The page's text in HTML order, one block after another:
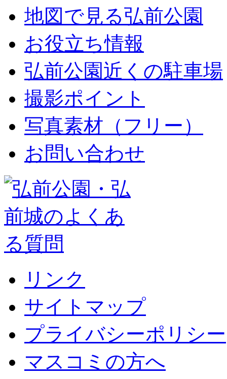
地図で見る弘前公園
お役立ち情報
弘前公園近くの駐車場
撮影ポイント
写真素材（フリー）
お問い合わせ
リンク
サイトマップ
プライバシーポリシー
マスコミの方へ